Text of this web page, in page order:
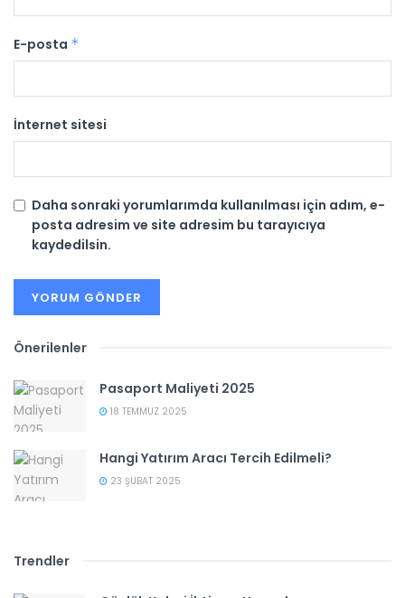
E-posta *
İnternet sitesi
Daha sonraki yorumlarımda kullanılması için adım, e-
posta adresim ve site adresim bu tarayıcıya
kaydedilsin.
Önerilenler
Pasaport Maliyeti 2025
18 TEMMUZ 2025
Hangi Yatırım Aracı Tercih Edilmeli?
23 ŞUBAT 2025
Trendler